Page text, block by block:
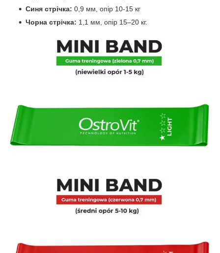
Синя стрічка: 0,9 мм, опір 10-15 кг
Чорна стрічка: 1,1 мм, опір 15–20 кг.